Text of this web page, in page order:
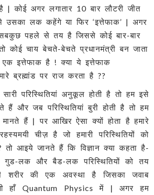
| कोई अगर लगातार 10 बार लौटरी जीत
उसका लक कहेंगे या फिर ‘इत्तेफाक’ | अगर
पहले से तय है जिससे कोई बार-बार
कोई चाय बेचते-बेचते प्रधानमंत्री बन जाता
इत्तेफाक है ! क्या ये इत्तेफाक
ब्रह्मांड पर राज करता है ??
सारी परिस्थितियां अनुकूल होती है तो हम इसे
और जब परिस्थितियां बुरी होती है तो हम
हैं | पर आखिर ऐसा क्यों होता है हमारे
चीज़ है जो हमारी परिस्थितियों को
तो आइये जानते हैं कि विज्ञान क्या कहता है-
गुड-लक और बैड-लक परिस्थितियों को तय
शरीर की एक अवस्था है जिसका जवाब
हाँ Quantum Physics में | अगर हम